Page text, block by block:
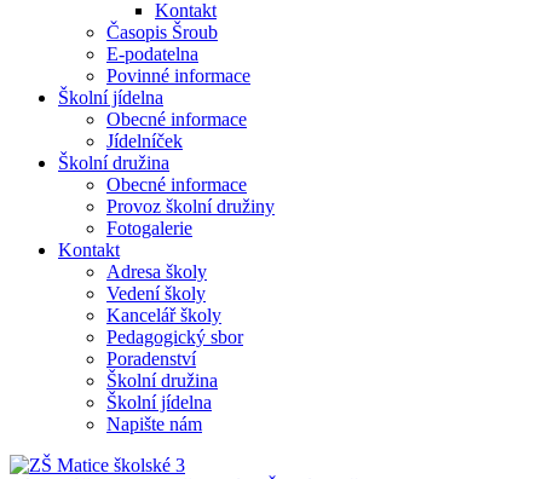
Kontakt
Časopis Šroub
E-podatelna
Povinné informace
Školní jídelna
Obecné informace
Jídelníček
Školní družina
Obecné informace
Provoz školní družiny
Fotogalerie
Kontakt
Adresa školy
Vedení školy
Kancelář školy
Pedagogický sbor
Poradenství
Školní družina
Školní jídelna
Napište nám